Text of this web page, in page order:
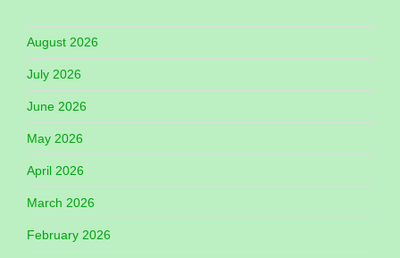
August 2026
July 2026
June 2026
May 2026
April 2026
March 2026
February 2026